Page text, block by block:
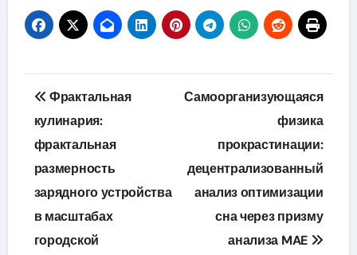
Навигация
по
записям
Фрактальная
кулинария:
фрактальная
размерность
зарядного устройства
в масштабах
городской
Самоорганизующаяся
физика
прокрастинации:
децентрализованный
анализ оптимизации
сна через призму
анализа MAE